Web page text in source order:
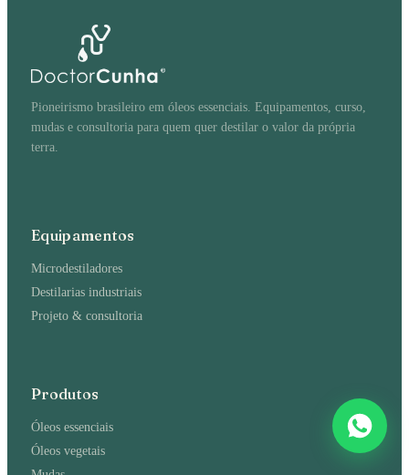
Pioneirismo brasileiro em óleos essenciais. Equipamentos, curso,
mudas e consultoria para quem quer destilar o valor da própria
terra.
Equipamentos
Microdestiladores
Destilarias industriais
Projeto & consultoria
Produtos
Óleos essenciais
Óleos vegetais